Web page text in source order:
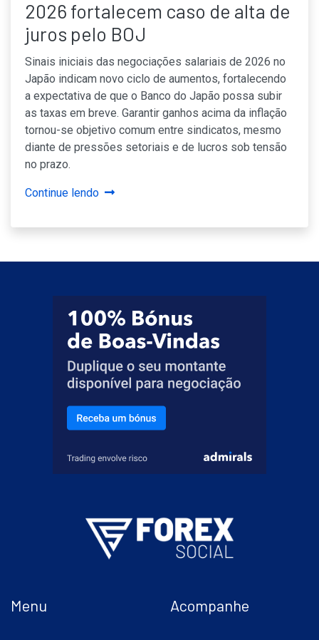
2026 fortalecem caso de alta de
juros pelo BOJ
Sinais iniciais das negociações salariais de 2026 no
Japão indicam novo ciclo de aumentos, fortalecendo
a expectativa de que o Banco do Japão possa subir
as taxas em breve. Garantir ganhos acima da inflação
tornou-se objetivo comum entre sindicatos, mesmo
diante de pressões setoriais e de lucros sob tensão
no prazo.
Continue lendo
Menu Acompanhe